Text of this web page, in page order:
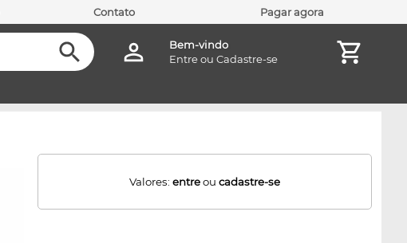
Contato Pagar agora
Bem-vindo
Entreou Cadastre-se
Valores:entreoucadastre-se